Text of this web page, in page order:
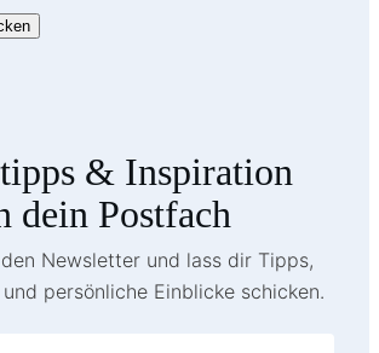
& Inspiration
dein Postfach
Newsletter und lass dir Tipps,
persönliche Einblicke schicken.